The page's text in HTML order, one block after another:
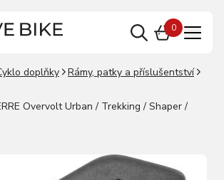
0
doplňky
Rámy, patky a příslušentství
Overvolt Urban / Trekking / Shaper /